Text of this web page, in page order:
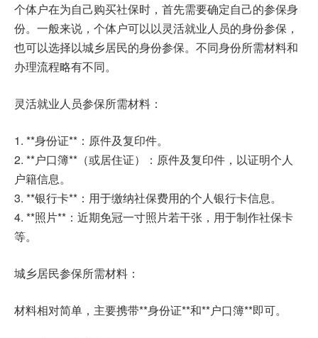
个体户在为自己购买社保时，首先需要确定自己的参保身
份。一般来说，个体户可以以灵活就业人员的身份参保，
也可以选择以城乡居民的身份参保。不同身份所需材料和
办理流程略有不同。
灵活就业人员参保所需材料：
1. **身份证**：原件及复印件。
2. **户口簿**（或居住证）：原件及复印件，以证明个人
户籍信息。
3. **银行卡**：用于缴纳社保费用的个人银行卡信息。
4. **照片**：近期免冠一寸照片若干张，用于制作社保卡
等。
城乡居民参保所需材料：
材料相对简单，主要携带**身份证**和**户口簿**即可。